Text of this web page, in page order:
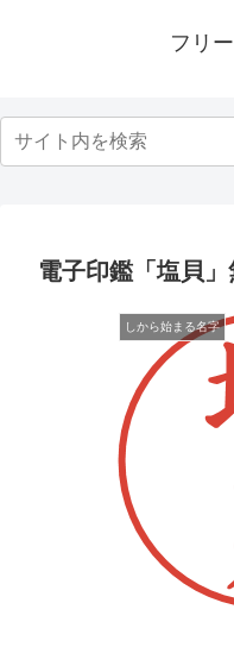
フリ
電子印鑑「塩貝
しから始まる名字